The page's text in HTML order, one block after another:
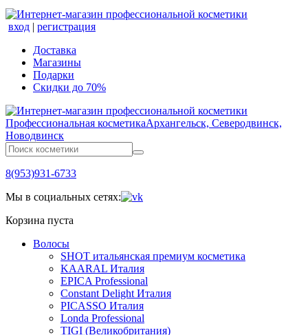
вход | регистрация
Доставка
Магазины
Подарки
Скидки до 70%
Профессиональная косметикаАрхангельск, Северодвинск,
Новодвинск
8(953)931-6733
Мы в социальных сетях:
Корзина пуста
Волосы
SHOT итальянская премиум косметика
KAARAL Италия
EPICA Professional
Constant Delight Италия
PICASSO Италия
Londa Professional
TIGI (Великобритания)